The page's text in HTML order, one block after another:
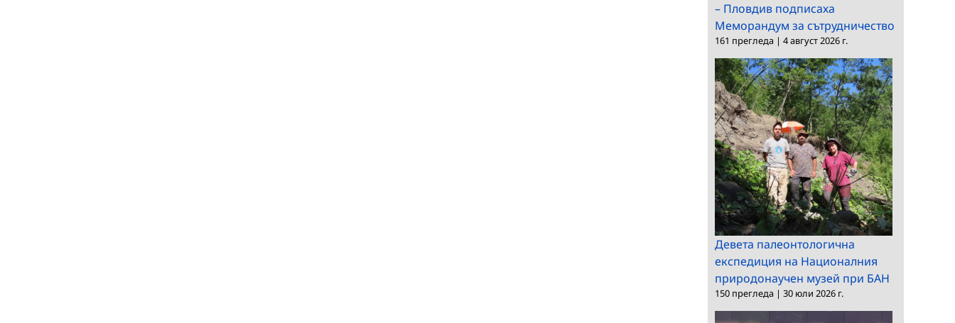
– Пловдив подписаха
Меморандум за сътрудничество
161 прегледа | 4 август 2026 г.
Девета палеонтологична
експедиция на Националния
природонаучен музей при БАН
150 прегледа | 30 юли 2026 г.